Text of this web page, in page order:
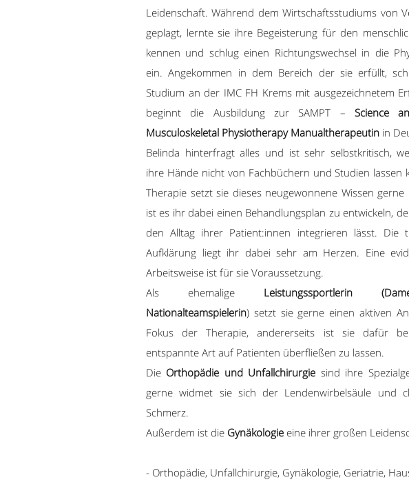
Leidenschaft. Während dem Wirtschaftsstudiums von
geplagt, lernte sie ihre Begeisterung für den
kennen und schlug einen Richtungswechsel in die
ein. Angekommen in dem Bereich der sie erfüllt,
Studium an der IMC FH Krems mit ausgezeichnetem
beginnt die Ausbildung zur SAMPT – Science
Musculoskeletal Physiotherapy Manualtherapeutin in
Belinda hinterfragt alles und ist sehr selbstkritisch,
ihre Hände nicht von Fachbüchern und Studien lassen
Therapie setzt sie dieses neugewonnene Wissen gerne
ist es ihr dabei einen Behandlungsplan zu entwickeln,
den Alltag ihrer Patient:innen integrieren lässt. Die
Aufklärung liegt ihr dabei sehr am Herzen. Eine
Arbeitsweise ist für sie Voraussetzung.
Als ehemalige Leistungssportlerin
Nationalteamspielerin) setzt sie gerne einen aktiven
Fokus der Therapie, andererseits ist sie dafür
entspannte Art auf Patienten überfließen zu lassen.
Die Orthopädie und Unfallchirurgie sind ihre
gerne widmet sie sich der Lendenwirbelsäule und
Schmerz.
Außerdem ist die Gynäkologie eine ihrer großen
- Orthopädie, Unfallchirurgie, Gynäkologie, Geriatrie,